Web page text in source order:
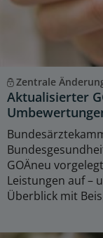
Zentrale
Aktualisierter
GOÄneu
Leistungen auf –
Überblick mit